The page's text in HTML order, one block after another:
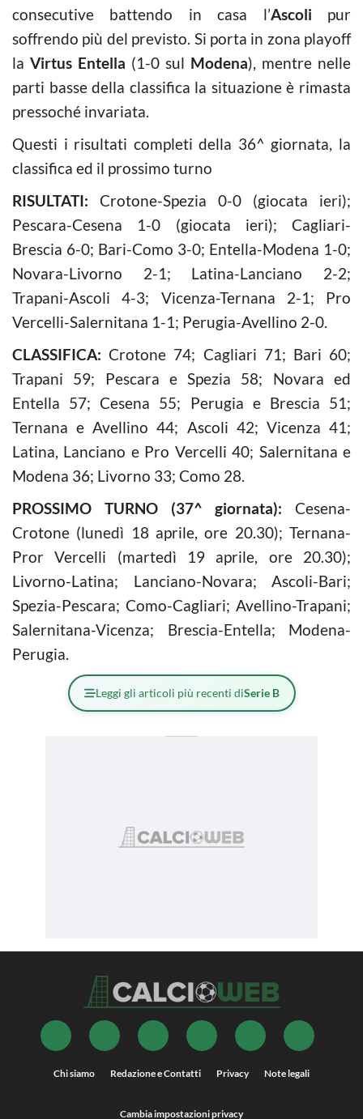
consecutive battendo in casa l’Ascoli pur
soffrendo più del previsto. Si porta in zona playoff
la Virtus Entella (1-0 sul Modena), mentre nelle
parti basse della classifica la situazione è rimasta
pressoché invariata.
Questi i risultati completi della 36^ giornata, la
classifica ed il prossimo turno
RISULTATI: Crotone-Spezia 0-0 (giocata ieri);
Pescara-Cesena 1-0 (giocata ieri); Cagliari-
Brescia 6-0; Bari-Como 3-0; Entella-Modena 1-0;
Novara-Livorno 2-1; Latina-Lanciano 2-2;
Trapani-Ascoli 4-3; Vicenza-Ternana 2-1; Pro
Vercelli-Salernitana 1-1; Perugia-Avellino 2-0.
CLASSIFICA:Crotone 74; Cagliari 71; Bari 60;
Trapani 59; Pescara e Spezia 58; Novara ed
Entella 57; Cesena 55; Perugia e Brescia 51;
Ternana e Avellino 44; Ascoli 42; Vicenza 41;
Latina, Lanciano e Pro Vercelli 40; Salernitana e
Modena 36; Livorno 33; Como 28.
PROSSIMO TURNO (37^ giornata): Cesena-
Crotone (lunedì 18 aprile, ore 20.30); Ternana-
Pror Vercelli (martedì 19 aprile, ore 20.30);
Livorno-Latina; Lanciano-Novara; Ascoli-Bari;
Spezia-Pescara; Como-Cagliari; Avellino-Trapani;
Salernitana-Vicenza; Brescia-Entella; Modena-
Perugia.
Leggi gli articoli più recenti diSerie B
Chi siamo Redazione e Contatti Privacy Note legali
Cambia impostazioni privacy